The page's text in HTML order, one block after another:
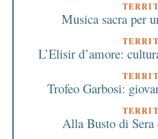
Musica sacra per
L’Elisir d’amore:
Trofeo Garbosi:
Alla Busto di Sera